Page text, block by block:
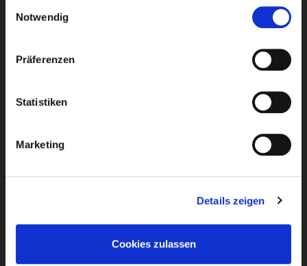
Notwendig
Präferenzen
Statistiken
Marketing
Details zeigen
Cookies zulassen
Erdgas
09721931
09721931 - 400